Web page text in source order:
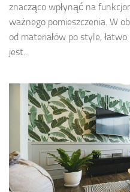
znacząco wpłynąć na
ważnego pomieszczenia. W
od materiałów po style,
jest...